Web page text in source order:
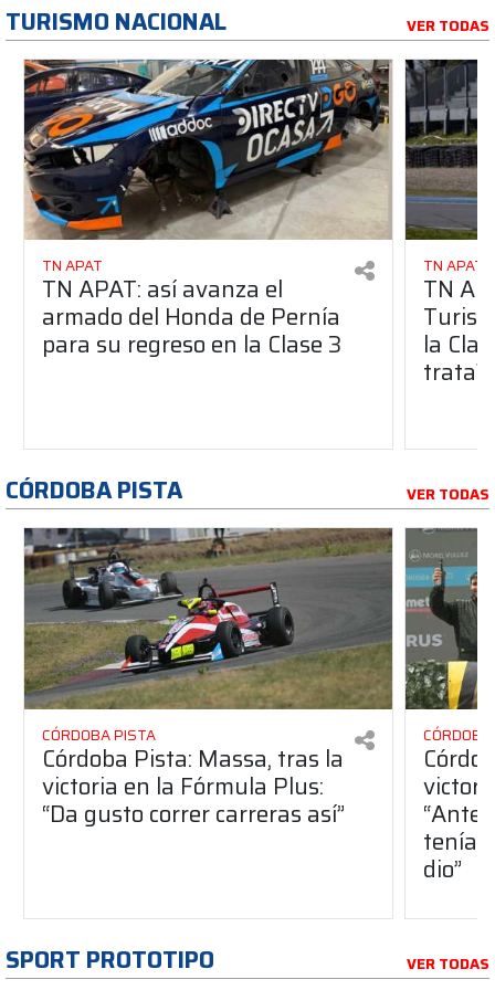
TURISMO NACIONAL VER TODAS
TN APAT
TN APAT: así avanza el
armado del Honda de Pernía
para su regreso en la Clase 3
TN APAT
TN
la
trata?
CÓRDOBA PISTA VER TODAS
CÓRDOBA PISTA
Córdoba Pista: Massa, tras la
victoria en la Fórmula Plus:
“Da gusto correr carreras así”
dio”
SPORT PROTOTIPO VER TODAS